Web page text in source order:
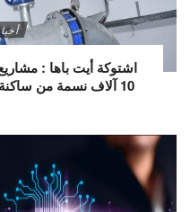
اشتوكة أيت باها :
10 آلاف نسمة من ساكنة ايت اعميرة بالماء الشروب.